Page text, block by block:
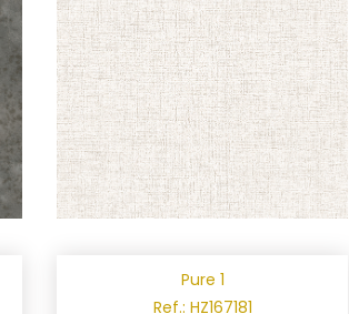
Pure 1
Ref.: HZ167181